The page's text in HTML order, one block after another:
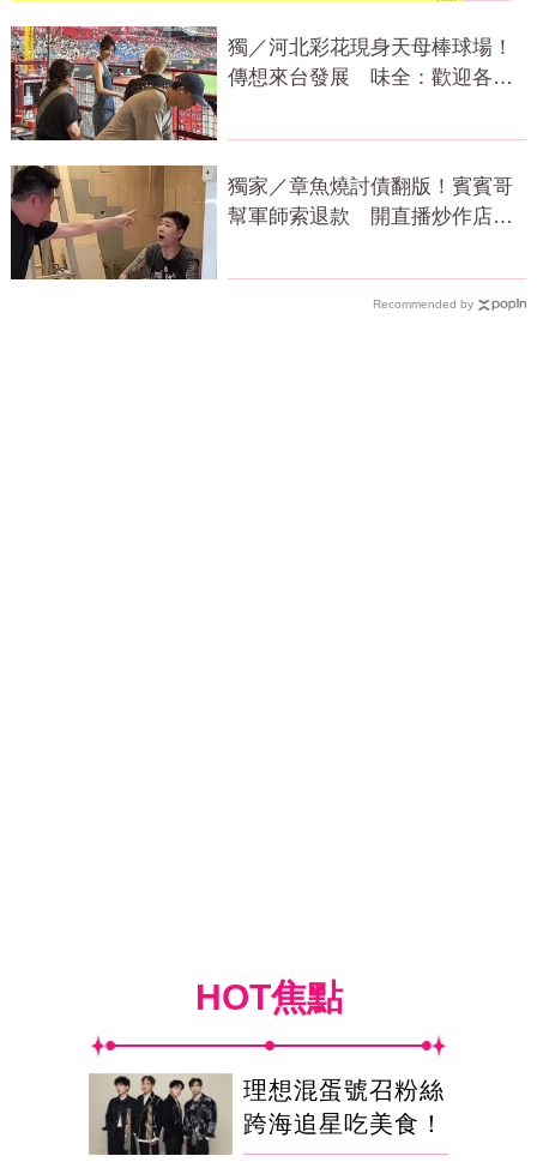
獨／河北彩花現身天母棒球場！
傳想來台發展 味全：歡迎各界
獨家／章魚燒討債翻版！賓賓哥
幫軍師索退款 開直播炒作店家
Recommended by
HOT焦點
理想混蛋號召粉絲
跨海追星吃美食！